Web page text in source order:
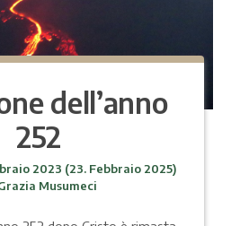
dell’anno
252
2023 (23. Febbraio 2025)
Musumeci